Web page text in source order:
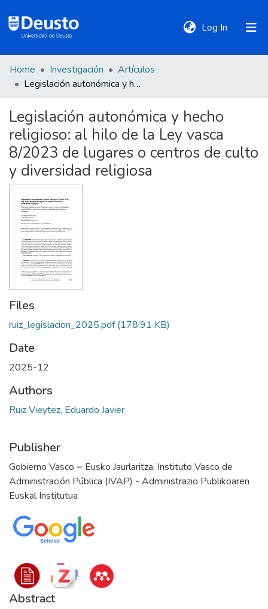
Log In (current)
DeustoTeka
Communities
&
Collections
All of DSpace
Statistics
Policies
Home Investigación
Artículos
Legislación autonómica y hecho religioso: al hilo de la Ley vasca 8/2023 de lugares o centros de culto y diversidad religiosa
Legislación autonómica y hecho
religioso: al hilo de la Ley vasca
8/2023 de lugares o centros de culto
y diversidad religiosa
Files
ruiz_legislacion_2025.pdf(178.91 KB)
Date
2025-12
Authors
Ruiz Vieytez, Eduardo Javier
Publisher
Gobierno Vasco = Eusko Jaurlaritza, Instituto Vasco de
Administración Pública (IVAP) - Administrazio Publikoaren
Euskal Institutua
Abstract